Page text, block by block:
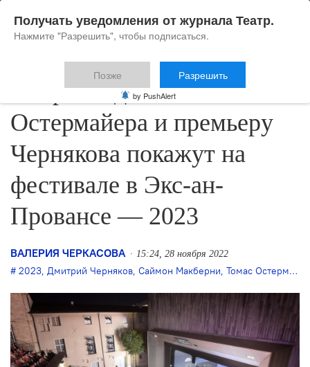
Оперный дебют
Остермайера и премьеру
Чернякова покажут на
фестивале в Экс-ан-
Провансе — 2023
ВАЛЕРИЯ ЧЕРКАСОВА 15:24, 28 ноября 2022
2023, Дмитрий Черняков, Саймон Макберни, Томас Остермайер
Получать уведомления от журнала Театр.
Нажмите "Разрешить", чтобы подписаться.
Позже Разрешить
by PushAlert